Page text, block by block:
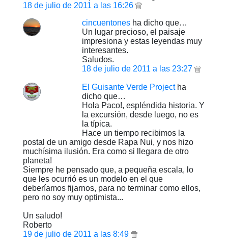
18 de julio de 2011 a las 16:26
cincuentones ha dicho que…
Un lugar precioso, el paisaje
impresiona y estas leyendas muy
interesantes.
Saludos.
18 de julio de 2011 a las 23:27
El Guisante Verde Projectha
dicho que…
Hola Paco!, espléndida historia. Y
la excursión, desde luego, no es
la típica.
Hace un tiempo recibimos la
postal de un amigo desde Rapa Nui, y nos hizo
muchísima ilusión. Era como si llegara de otro
planeta!
Siempre he pensado que, a pequeña escala, lo
que les ocurrió es un modelo en el que
deberíamos fijarnos, para no terminar como ellos,
pero no soy muy optimista...
Un saludo!
Roberto
19 de julio de 2011 a las 8:49